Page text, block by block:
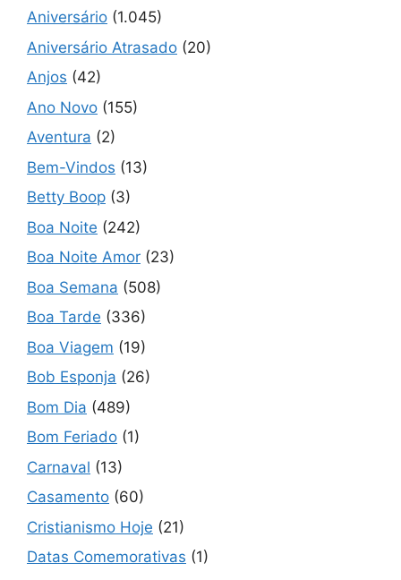
Aniversário (1.045)
Aniversário Atrasado (20)
Anjos (42)
Ano Novo (155)
Aventura (2)
Bem-Vindos (13)
Betty Boop (3)
Boa Noite (242)
Boa Noite Amor (23)
Boa Semana (508)
Boa Tarde (336)
Boa Viagem (19)
Bob Esponja (26)
Bom Dia (489)
Bom Feriado (1)
Carnaval (13)
Casamento (60)
Cristianismo Hoje (21)
Datas Comemorativas (1)